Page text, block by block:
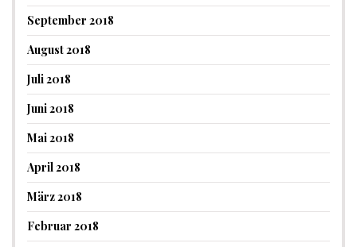
September 2018
August 2018
Juli 2018
Juni 2018
Mai 2018
April 2018
März 2018
Februar 2018